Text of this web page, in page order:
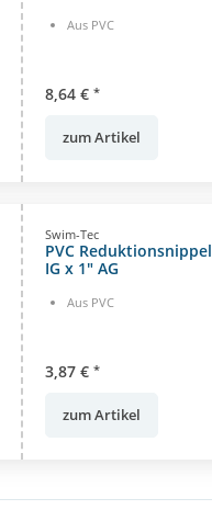
Aus PVC
8,64 € *
zum Artikel
Swim-Tec
PVC
IG x 1" AG
Aus PVC
3,87 € *
zum Artikel